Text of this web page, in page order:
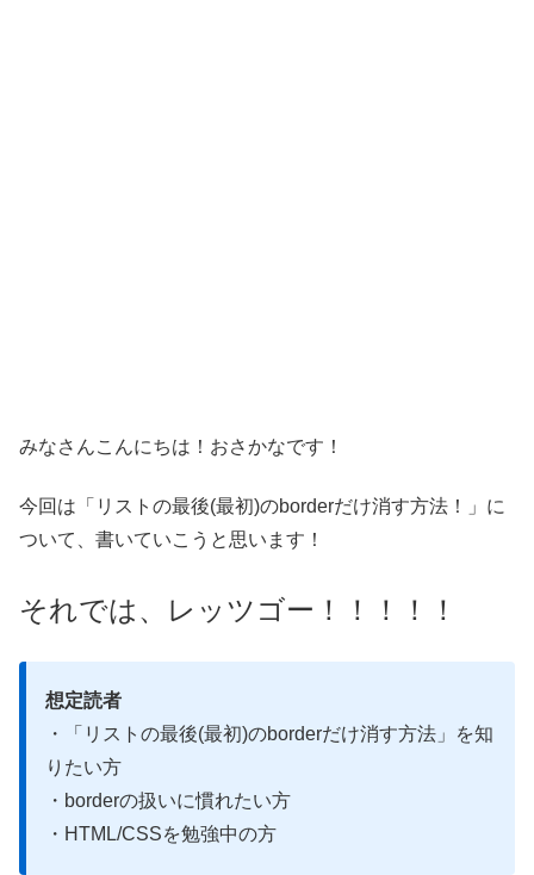
みなさんこんにちは！おさかなです！
今回は「リストの最後(最初)のborderだけ消す方法！」に
ついて、書いていこうと思います！
それでは、レッツゴー！！！！！
想定読者
・「リストの最後(最初)のborderだけ消す方法」を知
りたい方
・borderの扱いに慣れたい方
・HTML/CSSを勉強中の方